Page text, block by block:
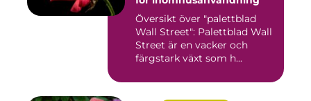
Översikt över "palettblad
Wall Street": Palettblad Wall
Street är en vacker och
färgstark växt som h...